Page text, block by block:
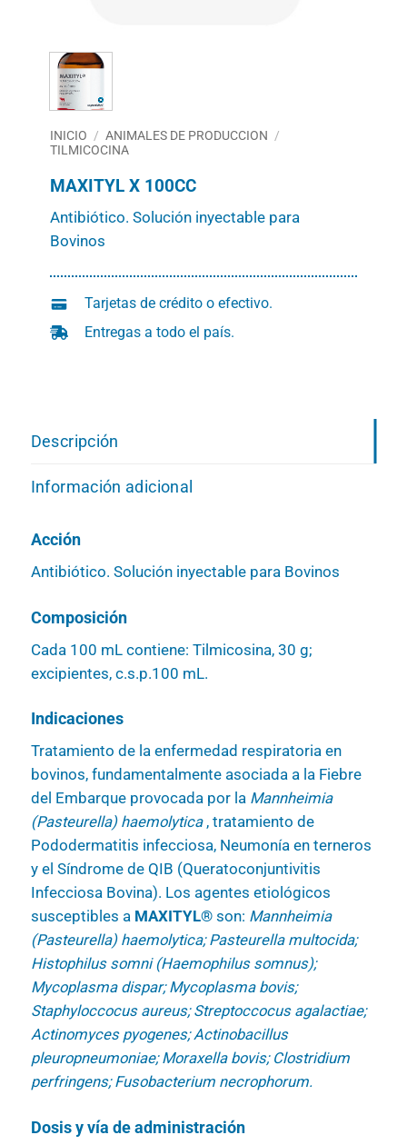
INICIO / ANIMALES DE PRODUCCION /
TILMICOCINA
MAXITYL X 100CC
Antibiótico. Solución inyectable para
Bovinos
Tarjetas de crédito o efectivo.
Entregas a todo el país.
Descripción
Información adicional
Acción
Antibiótico. Solución inyectable para Bovinos
Composición
Cada 100 mL contiene: Tilmicosina, 30 g;
excipientes, c.s.p.100 mL.
Indicaciones
Tratamiento de la enfermedad respiratoria en
bovinos, fundamentalmente asociada a la Fiebre
del Embarque provocada por la Mannheimia
(Pasteurella) haemolytica, tratamiento de
Pododermatitis infecciosa, Neumonía en terneros
y el Síndrome de QIB (Queratoconjuntivitis
Infecciosa Bovina). Los agentes etiológicos
susceptibles a MAXITYL®son: Mannheimia
(Pasteurella) haemolytica; Pasteurella multocida;
Histophilus somni (Haemophilus somnus);
Mycoplasma dispar; Mycoplasma bovis;
Staphyloccocus aureus; Streptoccocus agalactiae;
Actinomyces pyogenes; Actinobacillus
pleuropneumoniae; Moraxella bovis; Clostridium
perfringens; Fusobacterium necrophorum.
Dosis y vía de administración